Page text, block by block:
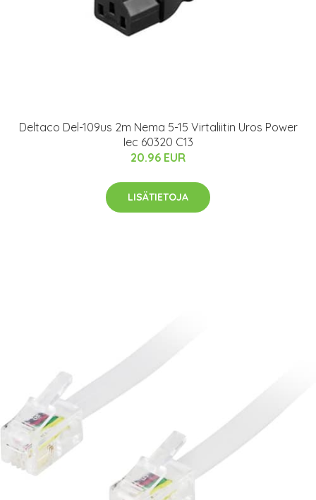
Deltaco Del-109us 2m Nema 5-15 Virtaliitin Uros Power
Iec 60320 C13
20.96 EUR
LISÄTIETOJA